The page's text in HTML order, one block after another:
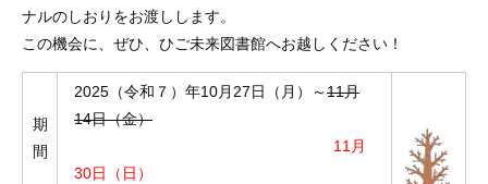
ナルのしおりをお渡しします。
この機会に、ぜひ、ひご未来図書館へお越しください！
期
間
2025（令和７）年10月27日（月）～11月
14日（金）
11月
30日（日）